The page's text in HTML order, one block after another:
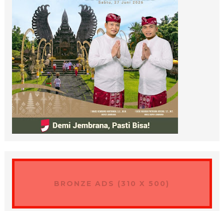
BRONZE ADS (310 X 500)